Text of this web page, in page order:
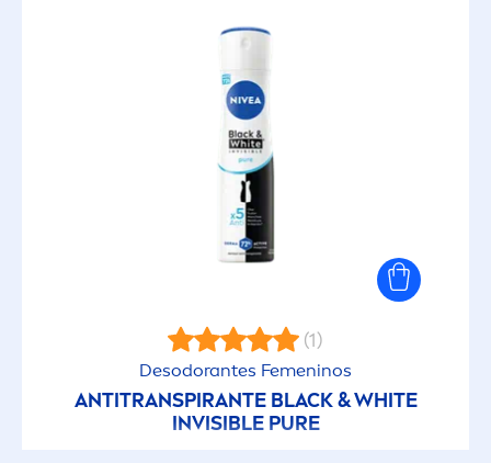
(1)
Desodorantes Femeninos
ANTITRANSPIRANTE BLACK&WHITE
INVISIBLE PURE